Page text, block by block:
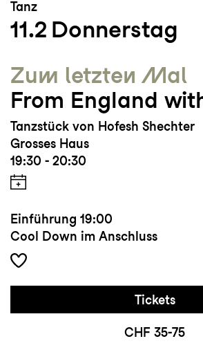
Tanz
11.2 Donnerstag
Zum letzten Mal
From England
Tanzstück von Hofesh Shechter
Grosses Haus
19:30 - 20:30
Einführung 19:00
Cool Down im Anschluss
Tickets
CHF 35-75